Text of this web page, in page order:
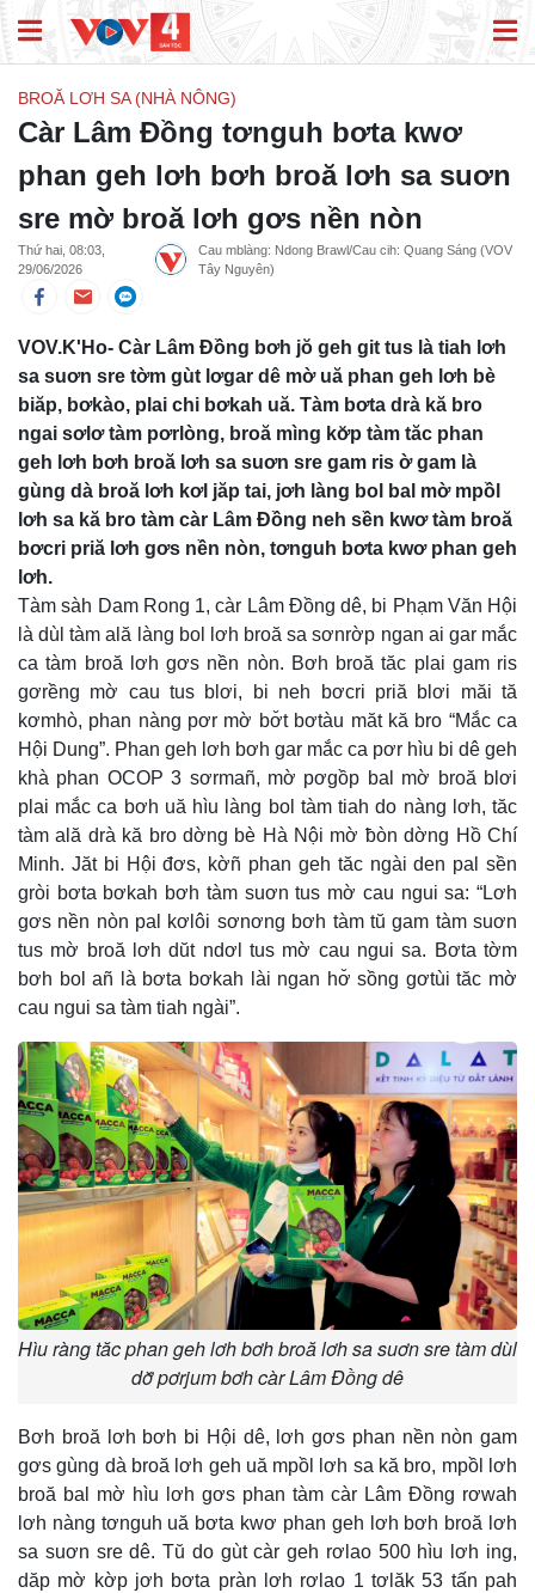
BROĂ LƠH SA (NHÀ NÔNG)
Càr Lâm Đồng tơnguh bơta kwơ
phan geh lơh bơh broă lơh sa suơn
sre mờ broă lơh gơs nền nòn
Thứ hai, 08:03,
29/06/2026
Cau mblàng: Ndong Brawl/Cau cih: Quang Sáng (VOV
Tây Nguyên)
VOV.K'Ho- Càr Lâm Đồng bơh jŏ geh git tus là tiah lơh
sa suơn sre tờm gùt lơgar dê mờ uă phan geh lơh bè
biăp, bơkào, plai chi bơkah uă. Tàm bơta drà kă bro
ngai sơlơ tàm pơrlòng, broă mìng kơ̆p tàm tăc phan
geh lơh bơh broă lơh sa suơn sre gam ris ờ gam là
gùng dà broă lơh kơl jăp tai, jơh làng bol bal mờ mpồl
lơh sa kă bro tàm càr Lâm Đồng neh sền kwơ tàm broă
bơcri priă lơh gơs nền nòn, tơnguh bơta kwơ phan geh
lơh.
Tàm sàh Dam Rong 1, càr Lâm Đồng dê, bi Phạm Văn Hội
là dùl tàm ală làng bol lơh broă sa sơnrờp ngan ai gar mắc
ca tàm broă lơh gơs nền nòn. Bơh broă tăc plai gam ris
gơrềng mờ cau tus blơi, bi neh bơcri priă blơi măi tă
kơmhò, phan nàng pơr mờ bơ̆t bơtàu măt kă bro “Mắc ca
Hội Dung”. Phan geh lơh bơh gar mắc ca pơr hìu bi dê geh
khà phan OCOP 3 sơrmañ, mờ pơgồp bal mờ broă blơi
plai mắc ca bơh uă hìu làng bol tàm tiah do nàng lơh, tăc
tàm ală drà kă bro dờng bè Hà Nội mờ ƀòn dờng Hồ Chí
Minh. Jăt bi Hội đơs, kờñ phan geh tăc ngài den pal sền
gròi bơta bơkah bơh tàm suơn tus mờ cau ngui sa: “Lơh
gơs nền nòn pal kơlôi sơnơng bơh tàm tŭ gam tàm suơn
tus mờ broă lơh dŭt ndơl tus mờ cau ngui sa. Bơta tờm
bơh bol añ là bơta bơkah lài ngan hơ̆ sồng gơtùi tăc mờ
cau ngui sa tàm tiah ngài”.
Hìu ràng tăc phan geh lơh bơh broă lơh sa suơn sre tàm dùl
dơ̆ pơrjum bơh càr Lâm Đồng dê
Bơh broă lơh bơh bi Hội dê, lơh gơs phan nền nòn gam
gơs gùng dà broă lơh geh uă mpồl lơh sa kă bro, mpồl lơh
broă bal mờ hìu lơh gơs phan tàm càr Lâm Đồng rơwah
lơh nàng tơnguh uă bơta kwơ phan geh lơh bơh broă lơh
sa suơn sre dê. Tŭ do gùt càr geh rơlao 500 hìu lơh ing,
dăp mờ kờp jơh bơta pràn lơh rơlao 1 tơlăk 53 tấn pah